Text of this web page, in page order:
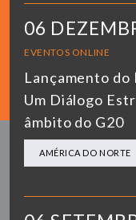
06
EVENTOS ONLINE
Lançamento do
Um Diálogo
âmbito do G20
AMÉRICA DO NORTE